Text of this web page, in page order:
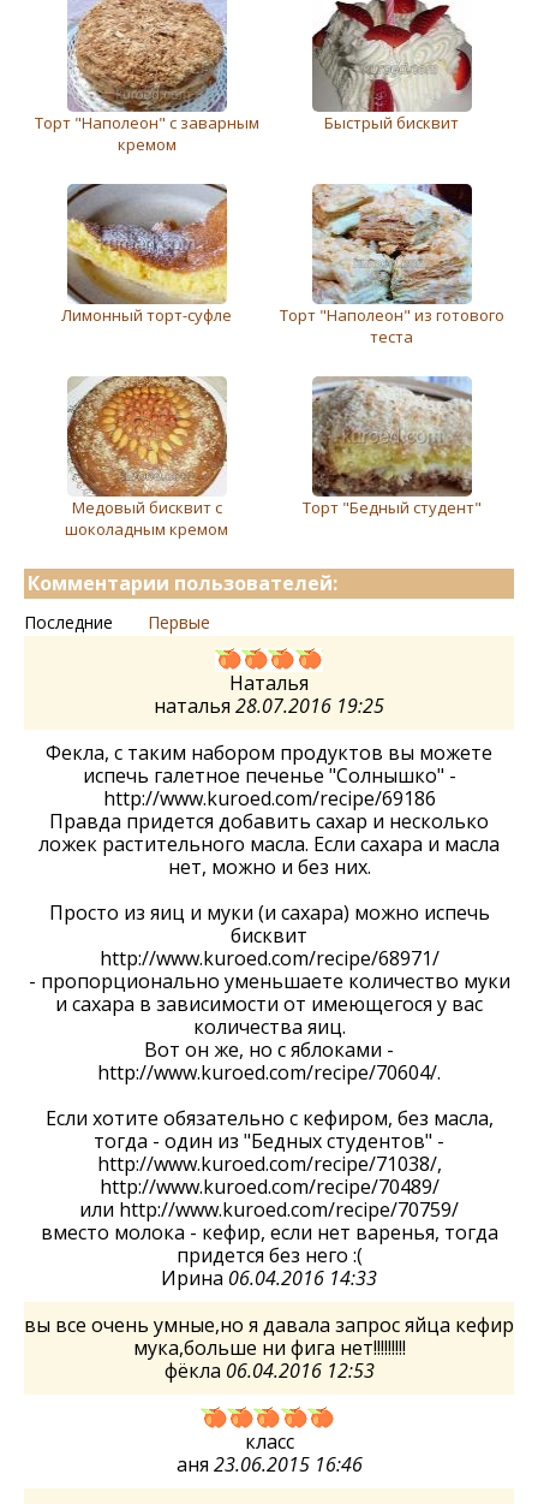
Торт "Наполеон" с заварным
кремом
Быстрый бисквит
Лимонный торт-суфле
Торт "Наполеон" из готового
теста
Медовый бисквит с
шоколадным кремом
Торт "Бедный студент"
Комментарии пользователей:
Последние Первые
Наталья
наталья 28.07.2016 19:25
Фекла, с таким набором продуктов вы можете
испечь галетное печенье "Солнышко" -
http://www.kuroed.com/recipe/69186
Правда придется добавить сахар и несколько
ложек растительного масла. Если сахара и масла
нет, можно и без них.
Просто из яиц и муки (и сахара) можно испечь
бисквит
http://www.kuroed.com/recipe/68971/
- пропорционально уменьшаете количество муки
и сахара в зависимости от имеющегося у вас
количества яиц.
Вот он же, но с яблоками -
http://www.kuroed.com/recipe/70604/.
Если хотите обязательно с кефиром, без масла,
тогда - один из "Бедных студентов" -
http://www.kuroed.com/recipe/71038/,
http://www.kuroed.com/recipe/70489/
или http://www.kuroed.com/recipe/70759/
вместо молока - кефир, если нет варенья, тогда
придется без него :(
Ирина 06.04.2016 14:33
вы все очень умные,но я давала запрос яйца кефир
мука,больше ни фига нет!!!!!!!!!
фёкла 06.04.2016 12:53
класс
аня 23.06.2015 16:46